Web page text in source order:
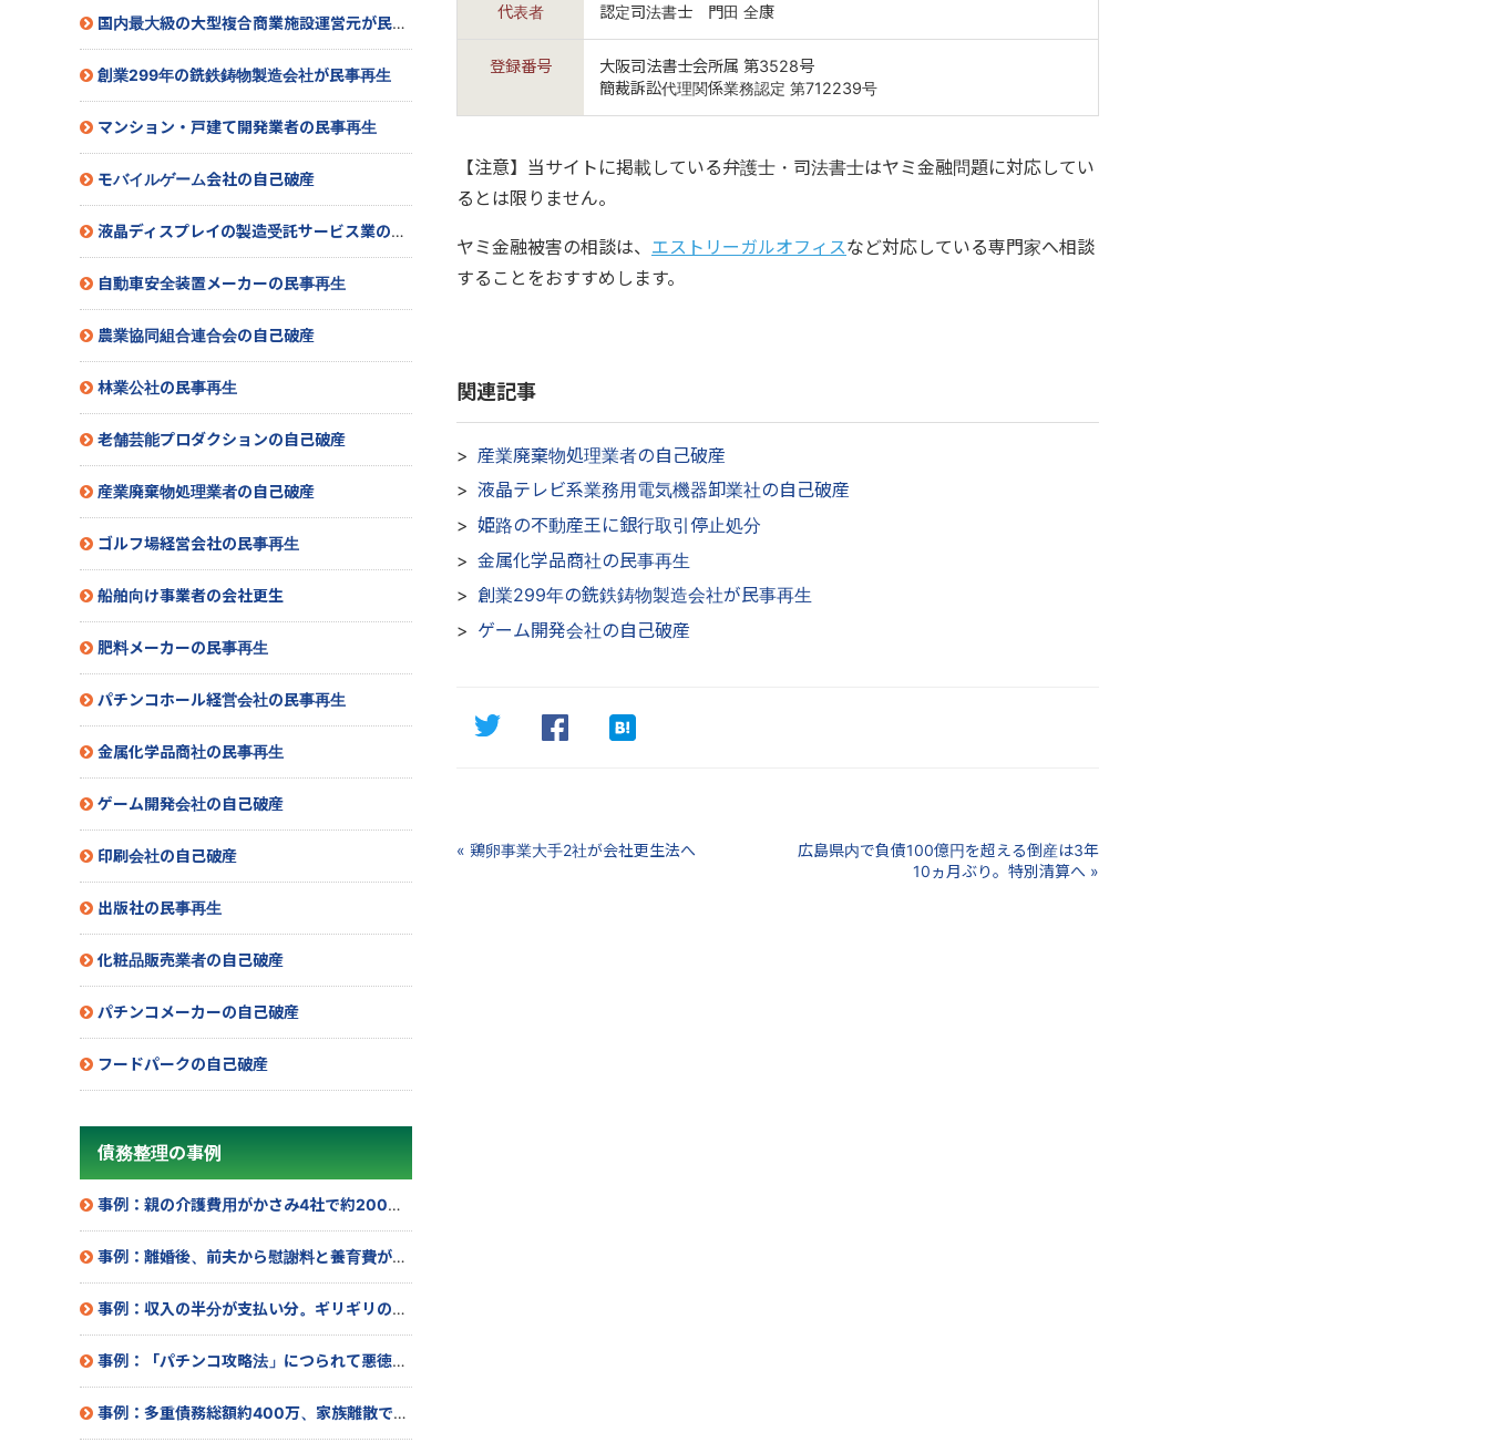
代表者 認定司法書士 門田 全康
登録番号
大阪司法書士会所属 第3528号
簡裁訴訟代理関係業務認定 第712239号
【注意】当サイトに掲載している弁護士・司法書士はヤミ金融問題に対応してい
るとは限りません。
ヤミ金融被害の相談は、 エストリーガルオフィスなど対応している専門家へ相談
することをおすすめします。
関連記事
産業廃棄物処理業者の自己破産
液晶テレビ系業務用電気機器卸業社の自己破産
姫路の不動産王に銀行取引停止処分
金属化学品商社の民事再生
創業299年の銑鉄鋳物製造会社が民事再生
ゲーム開発会社の自己破産
« 鶏卵事業大手2社が会社更生法へ
広島県内で負債100億円を超える倒産は3年
10ヵ月ぶり。特別清算へ »
国内最大級の大型複合商業施設運営元が民事再生
創業299年の銑鉄鋳物製造会社が民事再生
マンション・戸建て開発業者の民事再生
モバイルゲーム会社の自己破産
液晶ディスプレイの製造受託サービス業の特別清算
自動車安全装置メーカーの民事再生
農業協同組合連合会の自己破産
林業公社の民事再生
老舗芸能プロダクションの自己破産
産業廃棄物処理業者の自己破産
ゴルフ場経営会社の民事再生
船舶向け事業者の会社更生
肥料メーカーの民事再生
パチンコホール経営会社の民事再生
金属化学品商社の民事再生
ゲーム開発会社の自己破産
印刷会社の自己破産
出版社の民事再生
化粧品販売業者の自己破産
パチンコメーカーの自己破産
フードパークの自己破産
債務整理の事例
事例：親の介護費用がかさみ4社で約200万の借金
事例：離婚後、前夫から慰謝料と養育費が貰えず借金…
事例：収入の半分が支払い分。ギリギリの生活をなんとかしたい
事例：「パチンコ攻略法」につられて悪徳商法で約30万の被害
事例：多重債務総額約400万、家族離散で途方に暮れての相談で…